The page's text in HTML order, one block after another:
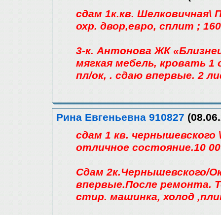
сдам 1к.кв. Шелковичная\
охр. двор,евро, сплит ;
3-к. Антонова ЖК
мягкая мебель, кровать 1
пл/ок, . сдаю впервые. 2
Рина Евгеньевна 910827
сдам 1 кв. чернышевского
отличное состояние.10
Сдам 2к.Чернышевского/
впервые.После ремонта.
стир. машинка, холод